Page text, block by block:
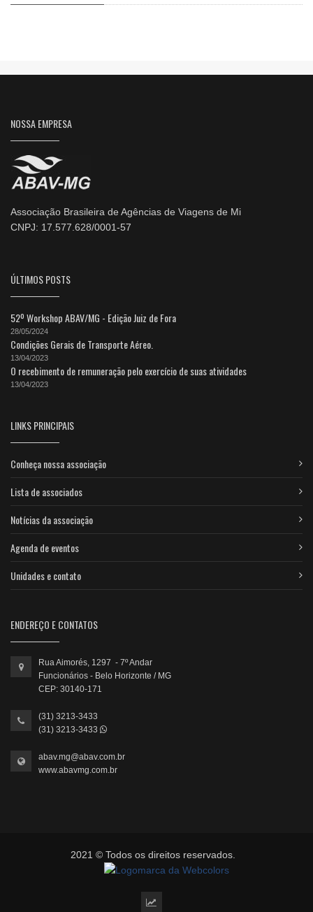
NOSSA EMPRESA
Associação Brasileira de Agências de Viagens de Mi
CNPJ: 17.577.628/0001-57
ÚLTIMOS POSTS
52º Workshop ABAV/MG - Edição Juiz de Fora
28/05/2024
Condições Gerais de Transporte Aéreo.
13/04/2023
O recebimento de remuneração pelo exercício de suas atividades
13/04/2023
LINKS PRINCIPAIS
Conheça nossa associação
Lista de associados
Notícias da associação
Agenda de eventos
Unidades e contato
ENDEREÇO E CONTATOS
Rua Aimorés, 1297 - 7º Andar
Funcionários - Belo Horizonte / MG
CEP: 30140-171
(31) 3213-3433
(31) 3213-3433
abav.mg@abav.com.br
www.abavmg.com.br
2021 © Todos os direitos reservados.